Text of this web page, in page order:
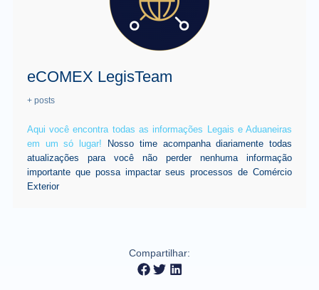
eCOMEX LegisTeam
+ posts
Aqui você encontra todas as informações Legais e Aduaneiras
em um só lugar! Nosso time acompanha diariamente todas
atualizações para você não perder nenhuma informação
importante que possa impactar seus processos de Comércio
Exterior
Compartilhar: